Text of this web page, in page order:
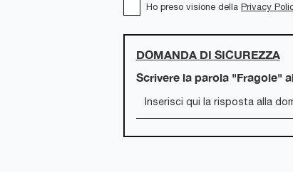
Ho preso visione della Privacy
DOMANDA DI SICUREZZA
Scrivere la parola "Fragole"